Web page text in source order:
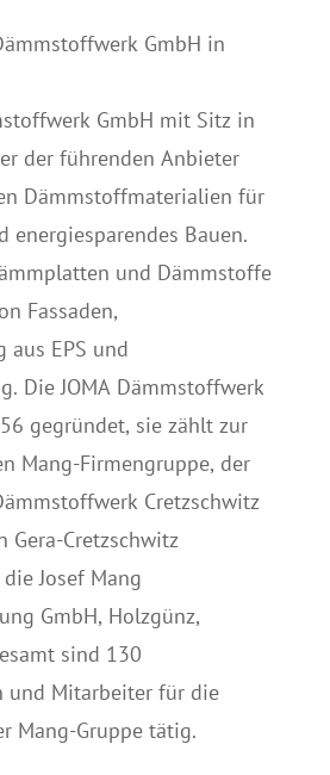
GmbH in
GmbH mit Sitz in
der führenden Anbieter
Dämmstoffmaterialien für
energiesparendes Bauen.
und Dämmstoffe
Fassaden,
aus EPS und
Die JOMA Dämmstoffwerk
gegründet, sie zählt zur
Mang-Firmengruppe, der
Cretzschwitz
Gera-Cretzschwitz
Josef Mang
GmbH, Holzgünz,
sind 130
und Mitarbeiter für die
Mang-Gruppe tätig.